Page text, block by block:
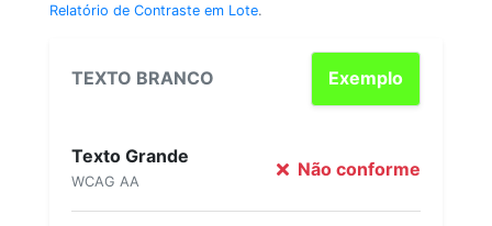
Relatório de Contraste em Lote.
TEXTO BRANCO Exemplo
Texto Grande
WCAG AA
Não conforme